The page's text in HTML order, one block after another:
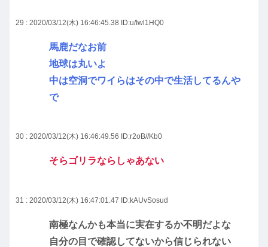
29 : 2020/03/12(木) 16:46:45.38 ID:u/Iwl1HQ0
馬鹿だなお前
地球は丸いよ
中は空洞でワイらはその中で生活してるんや
で
30 : 2020/03/12(木) 16:46:49.56 ID:r2oB//Kb0
そらゴリラならしゃあない
31 : 2020/03/12(木) 16:47:01.47 ID:kAUvSosud
南極なんかも本当に実在するか不明だよな
自分の目で確認してないから信じられない